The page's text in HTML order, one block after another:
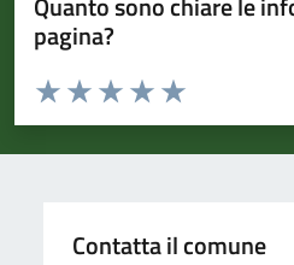
pagina?
Valuta da 1 a 5 stelle la pagina
Valuta 5 stelle
Valuta 4 stelle su 5
Valuta 3 stelle su 5
Valuta 2 stelle su 5
Valuta 1 stelle su 5
Contatta il comune